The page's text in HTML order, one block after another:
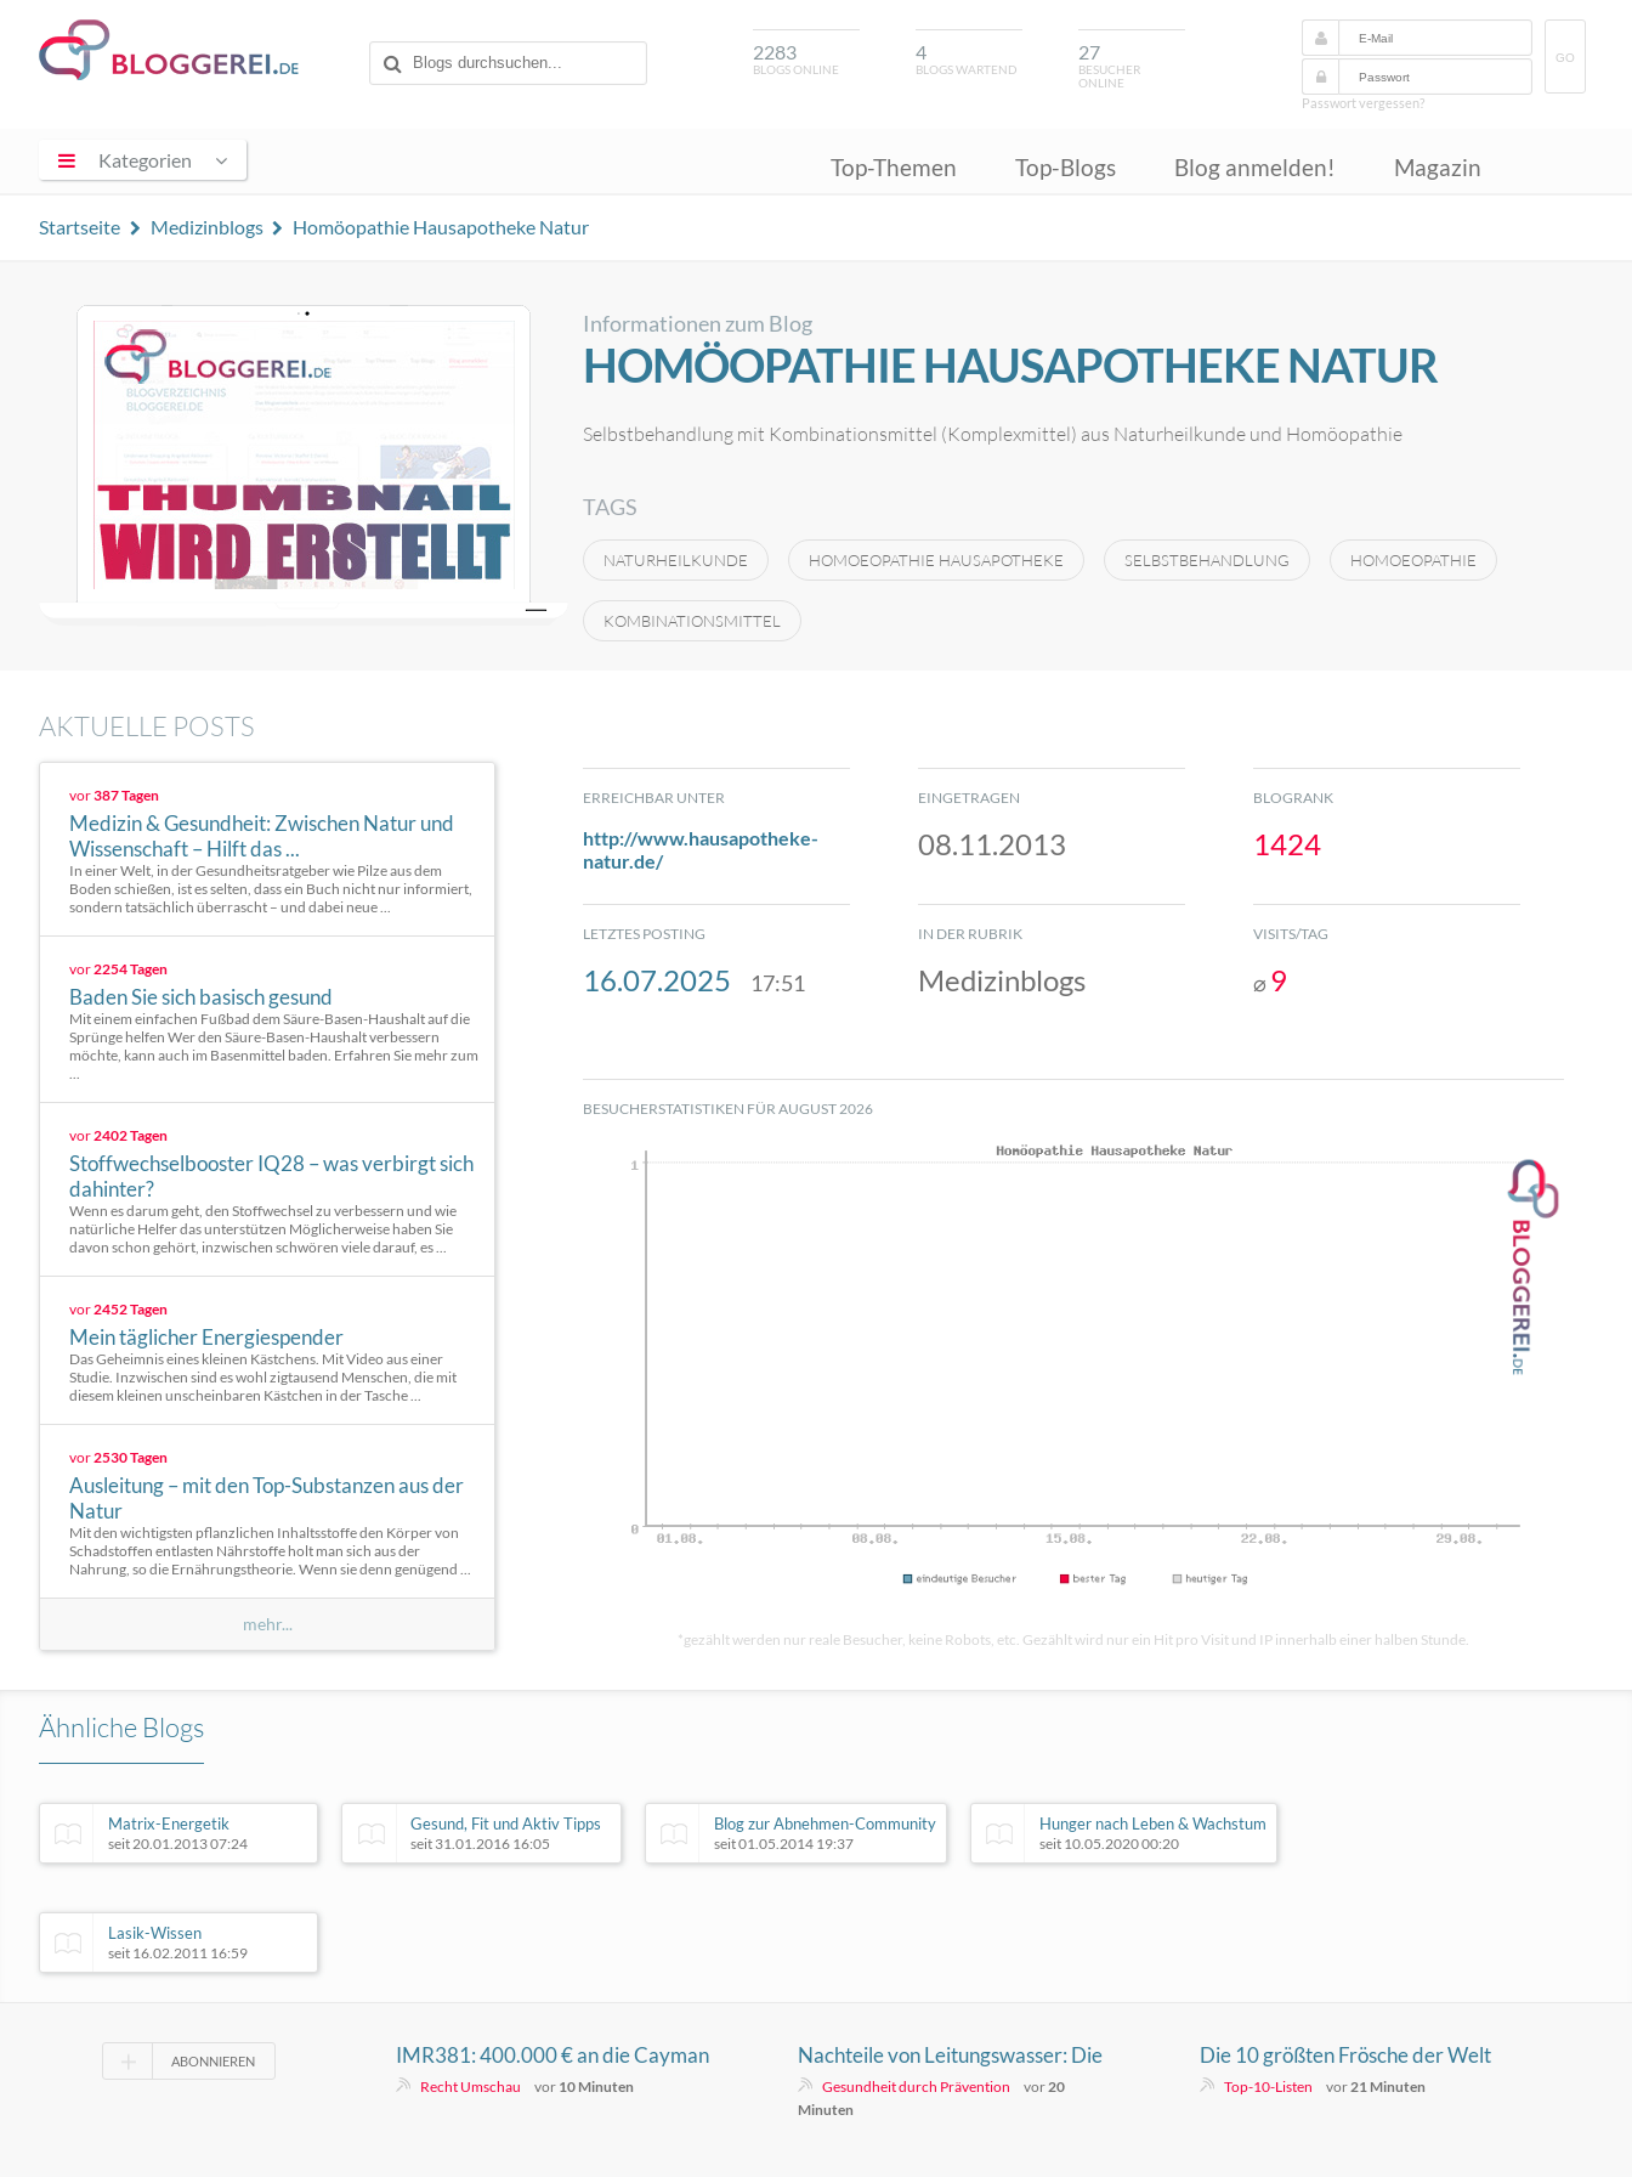
2283
BLOGS ONLINE
4
BLOGS WARTEND
27
BESUCHER
ONLINE
GO
Passwort vergessen?
Kategorien Top-Themen Top-Blogs Blog anmelden! Magazin
Startseite Medizinblogs Homöopathie Hausapotheke Natur
Informationen zum Blog
HOMÖOPATHIE HAUSAPOTHEKE NATUR
Selbstbehandlung mit Kombinationsmittel (Komplexmittel) aus Naturheilkunde und Homöopathie
TAGS
NATURHEILKUNDE HOMOEOPATHIE HAUSAPOTHEKE SELBSTBEHANDLUNG HOMOEOPATHIE
KOMBINATIONSMITTEL
AKTUELLE POSTS
vor387 Tagen
Medizin & Gesundheit: Zwischen Natur und
Wissenschaft – Hilft das ...
In einer Welt, in der Gesundheitsratgeber wie Pilze aus dem
Boden schießen, ist es selten, dass ein Buch nicht nur informiert,
sondern tatsächlich überrascht – und dabei neue ...
vor2254 Tagen
Baden Sie sich basisch gesund
Mit einem einfachen Fußbad dem Säure-Basen-Haushalt auf die
Sprünge helfen Wer den Säure-Basen-Haushalt verbessern
möchte, kann auch im Basenmittel baden. Erfahren Sie mehr zum
...
vor2402 Tagen
Stoffwechselbooster IQ28 – was verbirgt sich
dahinter?
Wenn es darum geht, den Stoffwechsel zu verbessern und wie
natürliche Helfer das unterstützen Möglicherweise haben Sie
davon schon gehört, inzwischen schwören viele darauf, es ...
vor2452 Tagen
Mein täglicher Energiespender
Das Geheimnis eines kleinen Kästchens. Mit Video aus einer
Studie. Inzwischen sind es wohl zigtausend Menschen, die mit
diesem kleinen unscheinbaren Kästchen in der Tasche ...
vor2530 Tagen
Ausleitung – mit den Top-Substanzen aus der
Natur
Mit den wichtigsten pflanzlichen Inhaltsstoffe den Körper von
Schadstoffen entlasten Nährstoffe holt man sich aus der
Nahrung, so die Ernährungstheorie. Wenn sie denn genügend ...
mehr...
ERREICHBAR UNTER
http://www.hausapotheke-
natur.de/
EINGETRAGEN
08.11.2013
BLOGRANK
1424
LETZTES POSTING
16.07.2025 17:51
IN DER RUBRIK
Medizinblogs
VISITS/TAG
⌀ 9
BESUCHERSTATISTIKEN FÜR AUGUST 2026
*gezählt werden nur reale Besucher, keine Robots, etc. Gezählt wird nur ein Hit pro Visit und IP innerhalb einer halben Stunde.
Ähnliche Blogs
Matrix-Energetik
seit 20.01.2013 07:24
Gesund, Fit und Aktiv Tipps
seit 31.01.2016 16:05
Blog zur Abnehmen-Community
seit 01.05.2014 19:37
Hunger nach Leben & Wachstum
seit 10.05.2020 00:20
Lasik-Wissen
seit 16.02.2011 16:59
ABONNIEREN
IMR381: 400.000 € an die Cayman
Islands, Finanzwissen für Juristen,
Recht Umschau vor 10 Minuten
Nachteile von Leitungswasser: Die
unsichtbare Gefahr, die kaum
jemand kennt
Gesundheit durch Prävention vor 20
Minuten
Die 10 größten Frösche der Welt
Top-10-Listen vor 21 Minuten